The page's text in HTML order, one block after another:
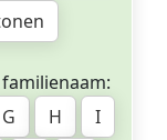
G H
I